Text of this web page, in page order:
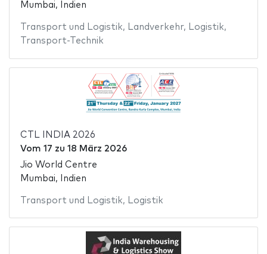
Mumbai, Indien
Transport und Logistik, Landverkehr, Logistik,
Transport-Technik
CTL INDIA 2026
Vom 17 zu 18 März 2026
Jio World Centre
Mumbai, Indien
Transport und Logistik, Logistik